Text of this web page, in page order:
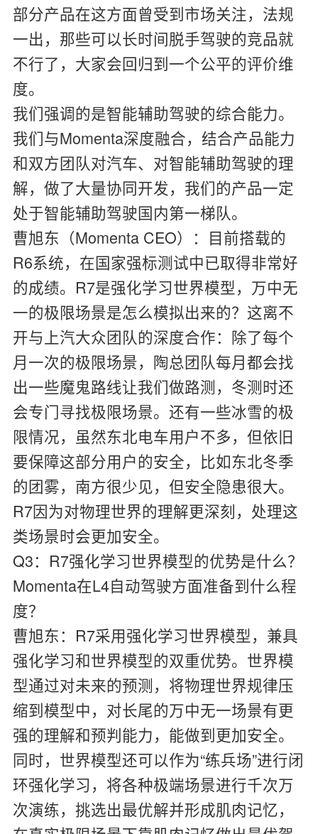
部分产品在这方面曾受到市场关注，法规
一出，那些可以长时间脱手驾驶的竞品就
不行了，大家会回归到一个公平的评价维
度。
我们强调的是智能辅助驾驶的综合能力。
我们与Momenta深度融合，结合产品能力
和双方团队对汽车、对智能辅助驾驶的理
解，做了大量协同开发，我们的产品一定
处于智能辅助驾驶国内第一梯队。
曹旭东（Momenta CEO）： 目前搭载的
R6系统，在国家强标测试中已取得非常好
的成绩。R7是强化学习世界模型，万中无
一的极限场景是怎么模拟出来的？这离不
开与上汽大众团队的深度合作：除了每个
月一次的极限场景，陶总团队每月都会找
出一些魔鬼路线让我们做路测，冬测时还
会专门寻找极限场景。还有一些冰雪的极
限情况，虽然东北电车用户不多，但依旧
要保障这部分用户的安全，比如东北冬季
的团雾，南方很少见，但安全隐患很大。
R7因为对物理世界的理解更深刻，处理这
类场景时会更加安全。
Q3：R7强化学习世界模型的优势是什么？
Momenta在L4自动驾驶方面准备到什么程
度？
曹旭东： R7采用强化学习世界模型，兼具
强化学习和世界模型的双重优势。世界模
型通过对未来的预测，将物理世界规律压
缩到模型中，对长尾的万中无一场景有更
强的理解和预判能力，能做到更加安全。
同时，世界模型还可以作为“练兵场”进行闭
环强化学习，将各种极端场景进行千次万
次演练，挑选出最优解并形成肌肉记忆，